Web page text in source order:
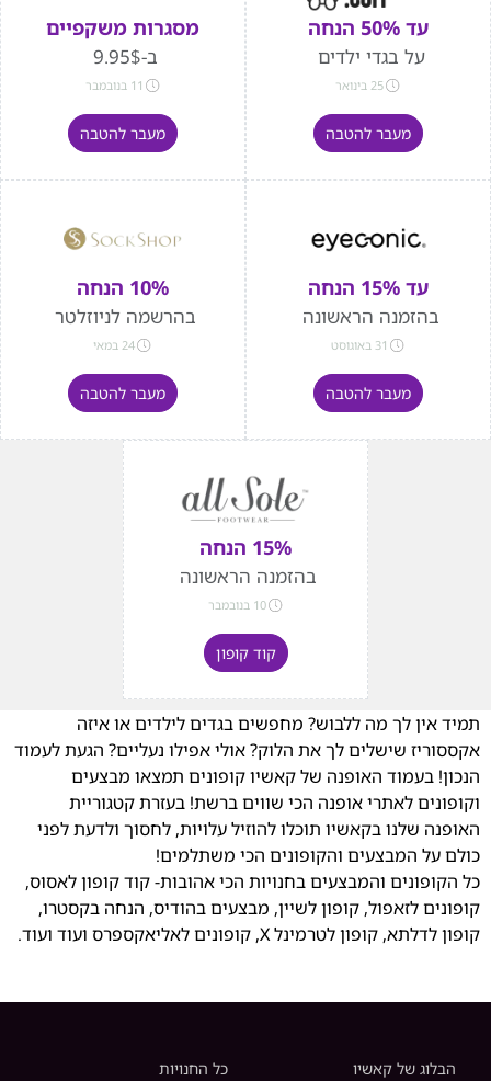
עד 50% הנחה
על בגדי ילדים
25 בינואר
מעבר להטבה
מסגרות משקפיים
ב-9.95$
11 בנובמבר
מעבר להטבה
עד 15% הנחה
בהזמנה הראשונה
31 באוגוסט
מעבר להטבה
10% הנחה
בהרשמה לניוזלטר
24 במאי
מעבר להטבה
15% הנחה
בהזמנה הראשונה
10 בנובמבר
קוד קופון
תמיד אין לך מה ללבוש? מחפשים בגדים לילדים או איזה
אקססוריז שישלים לך את הלוק? אולי אפילו נעליים? הגעת לעמוד
הנכון! בעמוד האופנה של קאשיו קופונים תמצאו מבצעים
וקופונים לאתרי אופנה הכי שווים ברשת! בעזרת קטגוריית
האופנה שלנו בקאשיו תוכלו להוזיל עלויות, לחסוך ולדעת לפני
כולם על המבצעים והקופונים הכי משתלמים!
כל הקופונים והמבצעים בחנויות הכי אהובות- קוד קופון לאסוס,
קופונים לזאפול, קופון לשיין, מבצעים בהודיס, הנחה בקסטרו,
קופון לדלתא, קופון לטרמינל X, קופונים לאליאקספרס ועוד ועוד.
הבלוג של קאשיו כל החנויות